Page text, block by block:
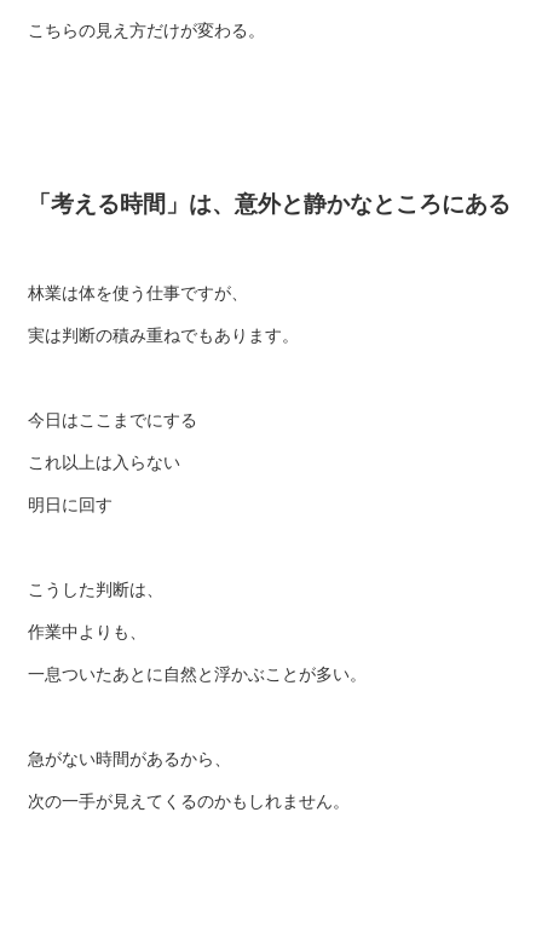
こちらの見え方だけが変わる。
「考える時間」は、意外と静かなところにある
林業は体を使う仕事ですが、
実は判断の積み重ねでもあります。
今日はここまでにする
これ以上は入らない
明日に回す
こうした判断は、
作業中よりも、
一息ついたあとに自然と浮かぶことが多い。
急がない時間があるから、
次の一手が見えてくるのかもしれません。